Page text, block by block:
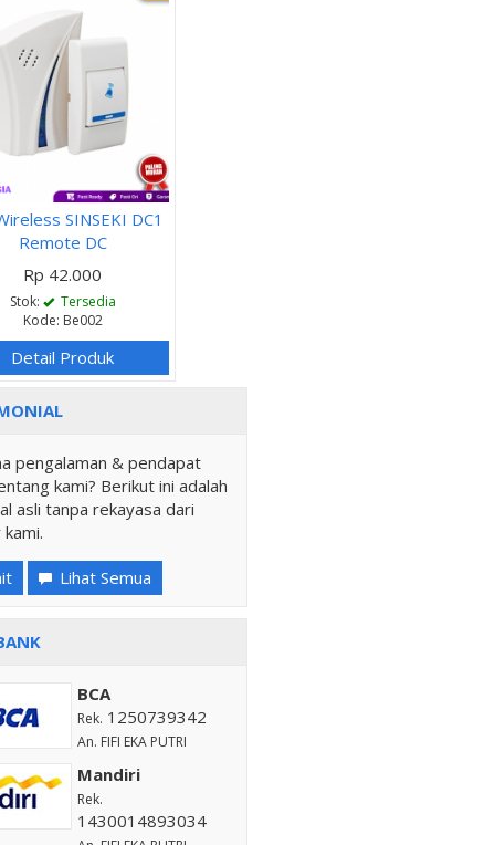
SINSEKI DC1
Remote DC
Rp 42.000
Stok:
Tersedia
Kode: Be002
Detail Produk
pengalaman & pendapat
kami? Berikut ini adalah
asli tanpa rekayasa dari
Lihat Semua
BCA
Rek. 1250739342
An. FIFI EKA PUTRI
Mandiri
Rek.
1430014893034